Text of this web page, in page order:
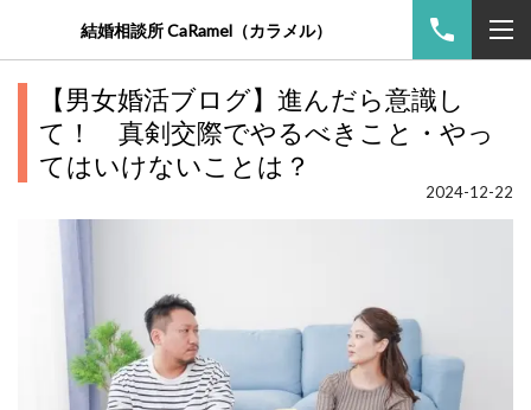
結婚相談所 CaRamel（カラメル）
【男女婚活ブログ】進んだら意識し
て！ 真剣交際でやるべきこと・やっ
てはいけないことは？
2024-12-22